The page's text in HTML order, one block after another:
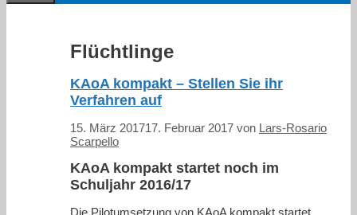
Flüchtlinge
KAoA kompakt – Stellen Sie ihr
Verfahren auf
15. März 201717. Februar 2017 von Lars-Rosario
Scarpello
KAoA kompakt startet noch im
Schuljahr 2016/17
Die Pilotumsetzung von KAoA kompakt startet